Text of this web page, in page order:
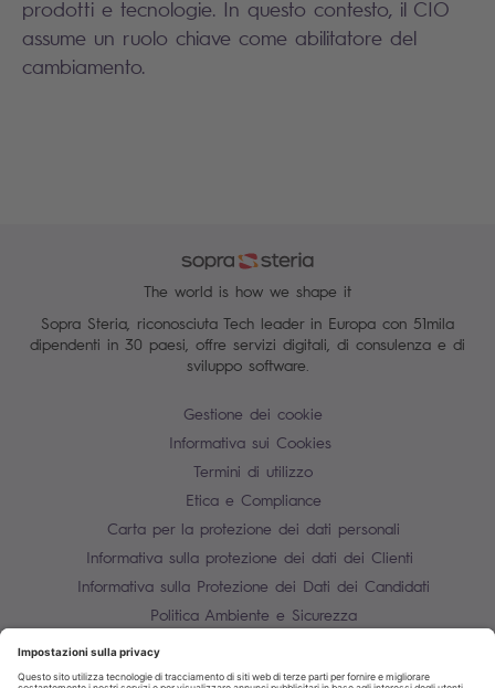
prodotti e tecnologie. In questo contesto, il CIO
assume un ruolo chiave come abilitatore del
cambiamento.
The world is how we shape it
Sopra Steria, riconosciuta Tech leader in Europa con 51mila
dipendenti in 30 paesi, offre servizi digitali, di consulenza e di
sviluppo software.
Gestione dei cookie
Informativa sui Cookies
Termini di utilizzo
Etica e Compliance
Carta per la protezione dei dati personali
Informativa sulla protezione dei dati dei Clienti
Informativa sulla Protezione dei Dati dei Candidati
Politica Ambiente e Sicurezza
Contatti